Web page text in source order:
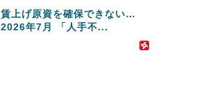
賃上げ原資を確保できない…
2026年7月 「人手不...